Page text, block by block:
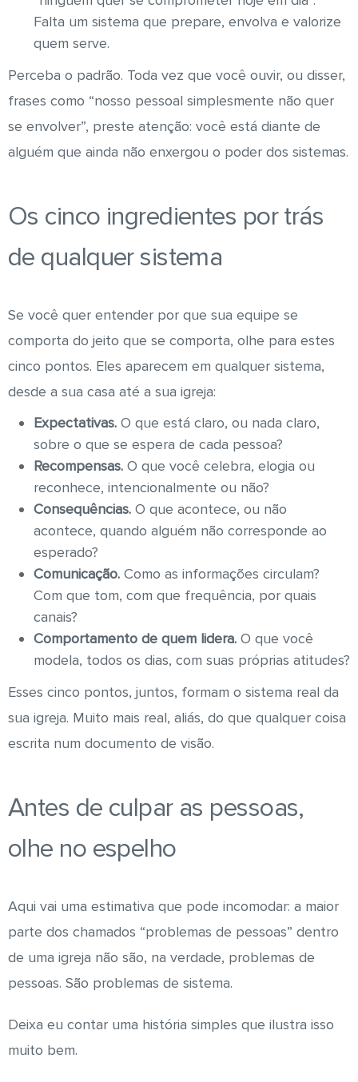
Falta um sistema que prepare, envolva e valorize
quem serve.
Perceba o padrão. Toda vez que você ouvir, ou disser,
frases como “nosso pessoal simplesmente não quer
se envolver”, preste atenção: você está diante de
alguém que ainda não enxergou o poder dos sistemas.
Os cinco ingredientes por trás
de qualquer sistema
Se você quer entender por que sua equipe se
comporta do jeito que se comporta, olhe para estes
cinco pontos. Eles aparecem em qualquer sistema,
desde a sua casa até a sua igreja:
Expectativas. O que está claro, ou nada claro,
sobre o que se espera de cada pessoa?
Recompensas. O que você celebra, elogia ou
reconhece, intencionalmente ou não?
Consequências. O que acontece, ou não
acontece, quando alguém não corresponde ao
esperado?
Comunicação. Como as informações circulam?
Com que tom, com que frequência, por quais
canais?
Comportamento de quem lidera. O que você
modela, todos os dias, com suas próprias atitudes?
Esses cinco pontos, juntos, formam o sistema real da
sua igreja. Muito mais real, aliás, do que qualquer coisa
escrita num documento de visão.
Antes de culpar as pessoas,
olhe no espelho
Aqui vai uma estimativa que pode incomodar: a maior
parte dos chamados “problemas de pessoas” dentro
de uma igreja não são, na verdade, problemas de
pessoas. São problemas de sistema.
Deixa eu contar uma história simples que ilustra isso
muito bem.